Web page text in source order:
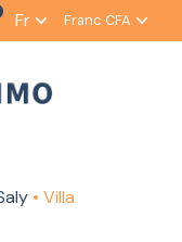
Fr Franc CFA
Saly Villa